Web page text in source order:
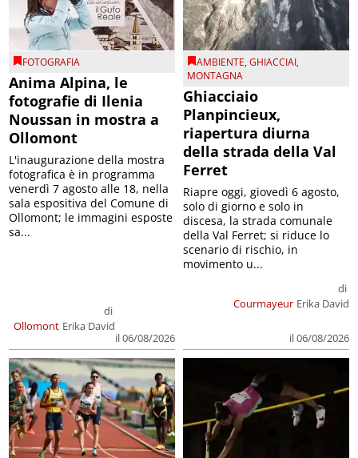
FOTOGRAFIA
Anima Alpina, le
fotografie di Ilenia
Noussan in mostra a
Ollomont
Ollomont
di
Erika David
il 06/08/2026
L'inaugurazione della mostra
fotografica è in programma
venerdì 7 agosto alle 18, nella
sala espositiva del Comune di
Ollomont; le immagini esposte
sa...
AMBIENTE,GHIACCIAI,
MONTAGNA
Ghiacciaio
Planpincieux,
riapertura diurna
della strada della Val
Ferret
Courmayeur
di
Erika David
il 06/08/2026
Riapre oggi, giovedì 6 agosto,
solo di giorno e solo in
discesa, la strada comunale
della Val Ferret; si riduce lo
scenario di rischio, in
movimento u...